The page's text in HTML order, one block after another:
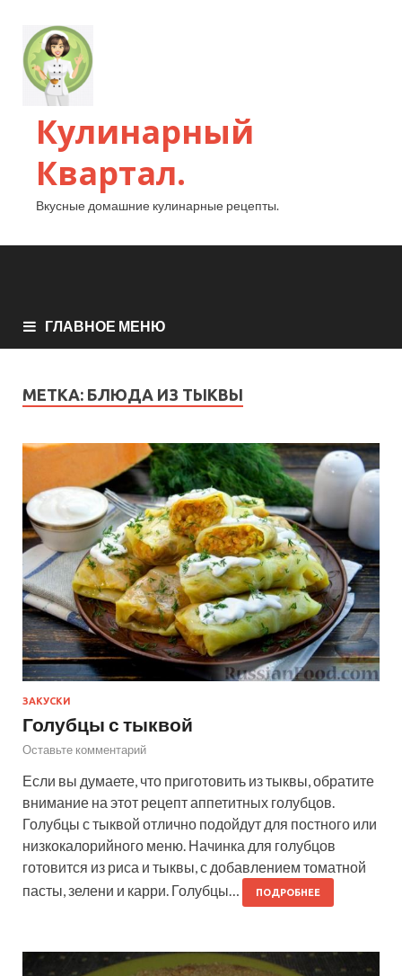
Кулинарный
Квартал.
Вкусные домашние кулинарные рецепты.
ГЛАВНОЕ МЕНЮ
МЕТКА: БЛЮДА ИЗ ТЫКВЫ
ЗАКУСКИ
Голубцы с тыквой
Оставьте комментарий
Если вы думаете, что приготовить из тыквы, обратите
внимание на этот рецепт аппетитных голубцов.
Голубцы с тыквой отлично подойдут для постного или
низкокалорийного меню. Начинка для голубцов
готовится из риса и тыквы, с добавлением томатной
пасты, зелени и карри. Голубцы…
ПОДРОБНЕЕ